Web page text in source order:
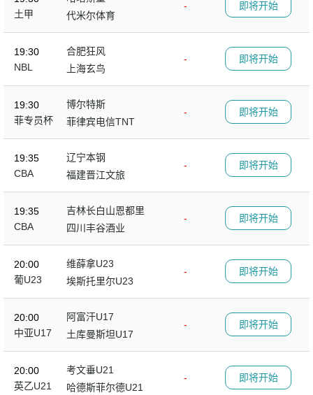
土甲
-
代米尔体育
即将开始
19:30
NBL
合肥狂风
-
上海玄鸟
即将开始
19:30
菲专员杯
博尔特斯
-
菲律宾电信TNT
即将开始
19:35
CBA
辽宁本钢
-
福建晋江文旅
即将开始
19:35
CBA
吉林长白山恩都里
-
四川丰谷酒业
即将开始
20:00
葡U23
维薛拿U23
-
埃斯托里尔U23
即将开始
20:00
中亚U17
阿富汗U17
-
土库曼斯坦U17
即将开始
20:00
英乙U21
考文垂U21
-
哈德斯菲尔德U21
即将开始